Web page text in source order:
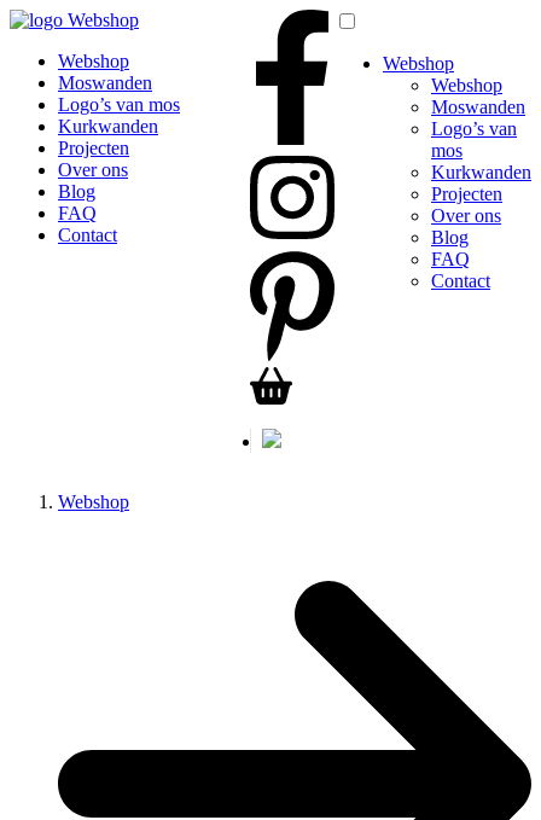
Webshop
Webshop
Moswanden
Logo’s van mos
Kurkwanden
Projecten
Over ons
Blog
FAQ
Contact
Webshop
Webshop
Moswanden
Logo’s van
mos
Kurkwanden
Projecten
Over ons
Blog
FAQ
Contact
Webshop